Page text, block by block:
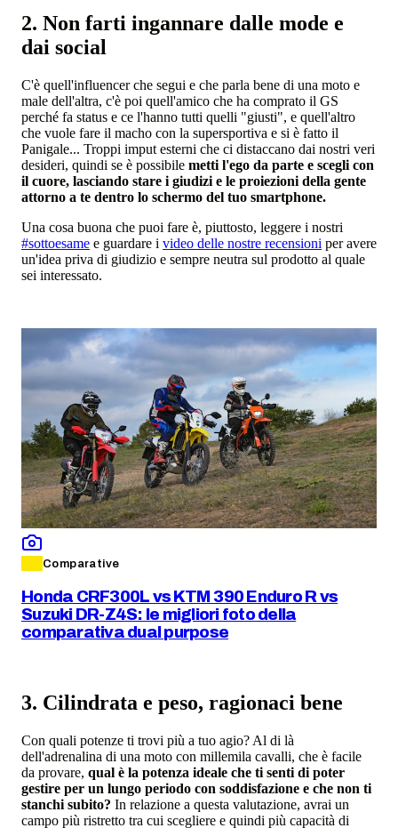
2. Non farti ingannare dalle mode e
dai social
C'è quell'influencer che segui e che parla bene di una moto e
male dell'altra, c'è poi quell'amico che ha comprato il GS
perché fa status e ce l'hanno tutti quelli "giusti", e quell'altro
che vuole fare il macho con la supersportiva e si è fatto il
Panigale... Troppi imput esterni che ci distaccano dai nostri veri
desideri, quindi se è possibile metti l'ego da parte e scegli con
il cuore, lasciando stare i giudizi e le proiezioni della gente
attorno a te dentro lo schermo del tuo smartphone.
Una cosa buona che puoi fare è, piuttosto, leggere i nostri
#sottoesame e guardare i video delle nostre recensioni per avere
un'idea priva di giudizio e sempre neutra sul prodotto al quale
sei interessato.
Comparative
Honda CRF300L vs KTM 390 Enduro R vs
Suzuki DR-Z4S: le migliori foto della
comparativa dual purpose
3. Cilindrata e peso, ragionaci bene
Con quali potenze ti trovi più a tuo agio? Al di là
dell'adrenalina di una moto con millemila cavalli, che è facile
da provare, qual è la potenza ideale che ti senti di poter
gestire per un lungo periodo con soddisfazione e che non ti
stanchi subito? In relazione a questa valutazione, avrai un
campo più ristretto tra cui scegliere e quindi più capacità di